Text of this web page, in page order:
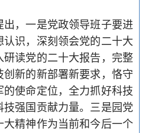
，一是党政领导班子要进
识，深刻领会党的二十大
读党的二十大报告，完整
新的新部署新要求，恪守
使命定位，全力抓好科技
强国贡献力量。三是园党
精神作为当前和今后一个